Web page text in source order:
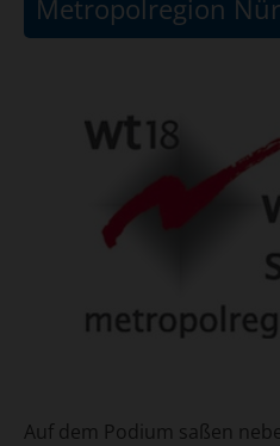
Metropolregion
Auf dem Podium saßen